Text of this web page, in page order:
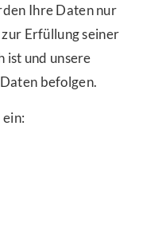
Ihre Daten nur
Erfüllung seiner
ist und unsere
befolgen.